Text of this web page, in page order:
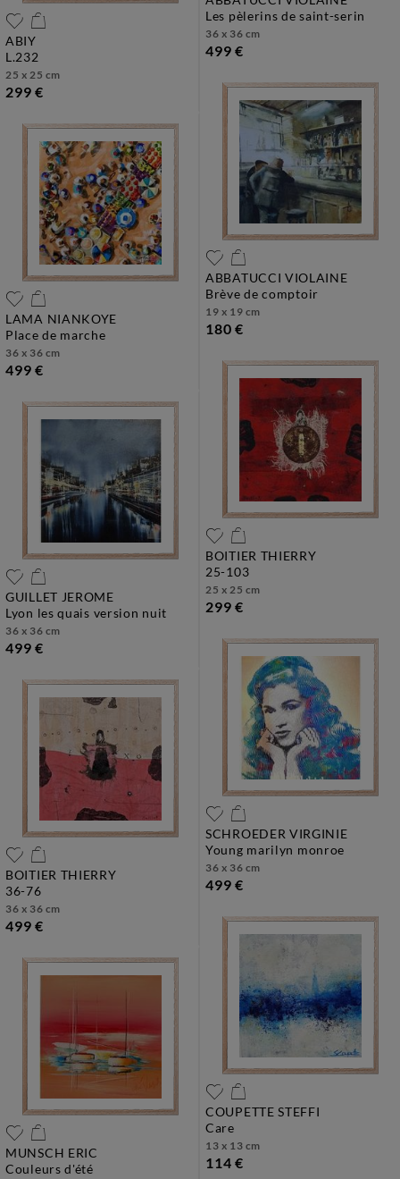
ABIY
l.232
25 x 25 cm
299 €
les pèlerins de saint-serin
36 x 36 cm
499 €
LAMA NIANKOYE
place de marche
36 x 36 cm
499 €
ABBATUCCI VIOLAINE
brève de comptoir
19 x 19 cm
180 €
GUILLET JEROME
lyon les quais version nuit
36 x 36 cm
499 €
BOITIER THIERRY
25-103
25 x 25 cm
299 €
BOITIER THIERRY
36-76
36 x 36 cm
499 €
SCHROEDER VIRGINIE
young marilyn monroe
36 x 36 cm
499 €
MUNSCH ERIC
couleurs d'été
COUPETTE STEFFI
care
13 x 13 cm
114 €